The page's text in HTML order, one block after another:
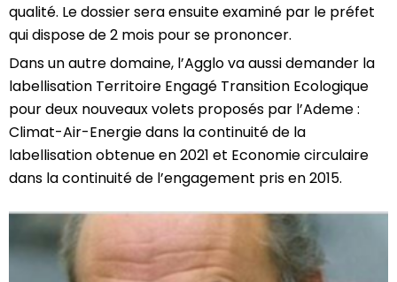
qualité. Le dossier sera ensuite examiné par le préfet
qui dispose de 2 mois pour se prononcer.
Dans un autre domaine, l’Agglo va aussi demander la
labellisation Territoire Engagé Transition Ecologique
pour deux nouveaux volets proposés par l’Ademe :
Climat-Air-Energie dans la continuité de la
labellisation obtenue en 2021 et Economie circulaire
dans la continuité de l’engagement pris en 2015.